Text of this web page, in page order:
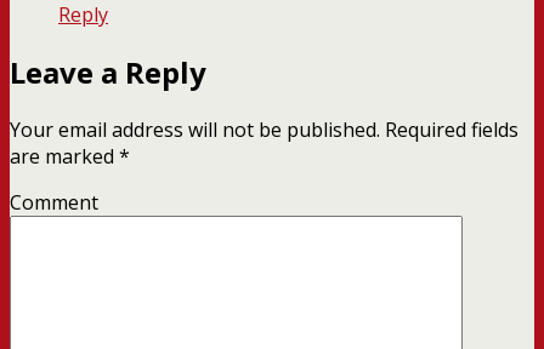
Reply
Leave a Reply
Your email address will not be published. Required fields
are marked *
Comment